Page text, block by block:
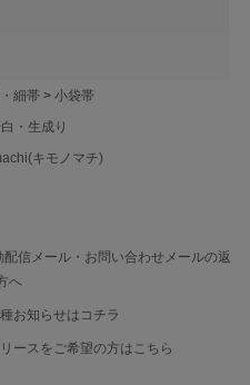
細帯
小袋帯
白・生成り
キモノマチ)
信メール・お問い合わせメールの返
へ
お知らせはコチラ
ースをご希望の方はこちら